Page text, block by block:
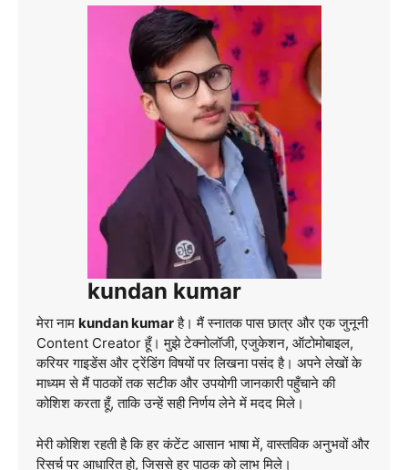
kundan kumar
मेरा नाम kundan kumarहै। मैं स्नातक पास छात्र और एक जुनूनी
Content Creator हूँ। मुझे टेक्नोलॉजी, एजुकेशन, ऑटोमोबाइल,
करियर गाइडेंस और ट्रेंडिंग विषयों पर लिखना पसंद है। अपने लेखों के
माध्यम से मैं पाठकों तक सटीक और उपयोगी जानकारी पहुँचाने की
कोशिश करता हूँ, ताकि उन्हें सही निर्णय लेने में मदद मिले।
मेरी कोशिश रहती है कि हर कंटेंट आसान भाषा में, वास्तविक अनुभवों और
रिसर्च पर आधारित हो, जिससे हर पाठक को लाभ मिले।